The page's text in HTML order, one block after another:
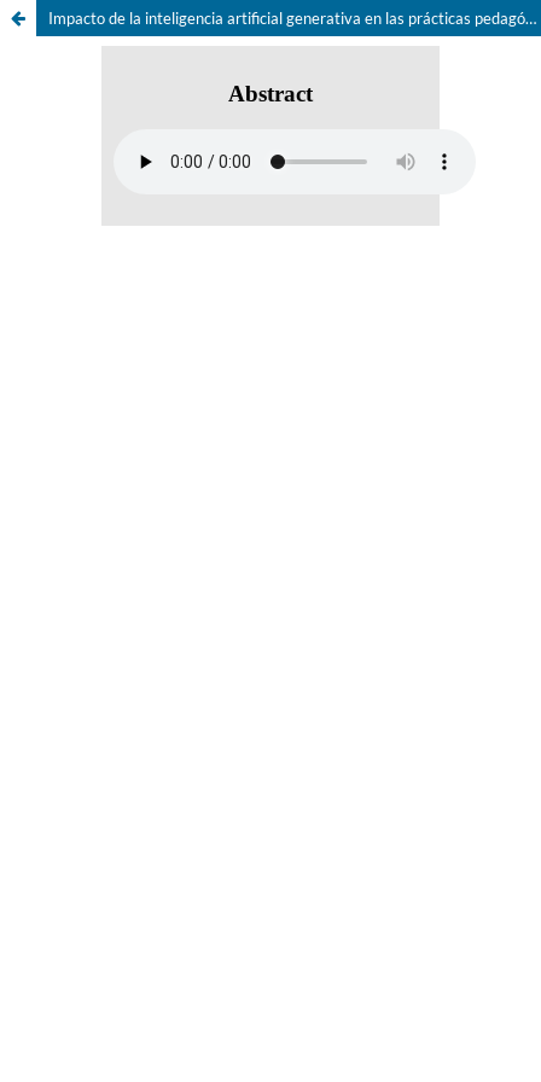
Impacto de la inteligencia artificial generativa en las prácticas pedagógicas: análisis multidisciplinario desde la percepción docente